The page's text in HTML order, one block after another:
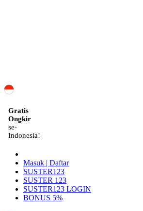
Gratis
Ongkir
se-
Indonesia!
Masuk | Daftar
SUSTER123
SUSTER 123
SUSTER123 LOGIN
BONUS 5%